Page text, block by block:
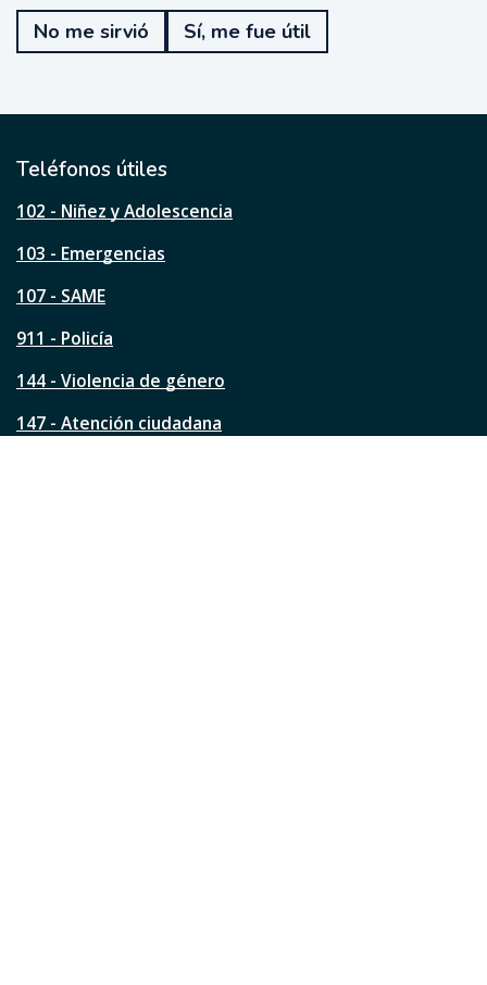
e
u
t
l
s
a
á
i
a
No me sirvió Sí, me fue útil
Teléfonos útiles
102 - Niñez y Adolescencia
103 - Emergencias
107 - SAME
911 - Policía
144 - Violencia de género
147 - Atención ciudadana